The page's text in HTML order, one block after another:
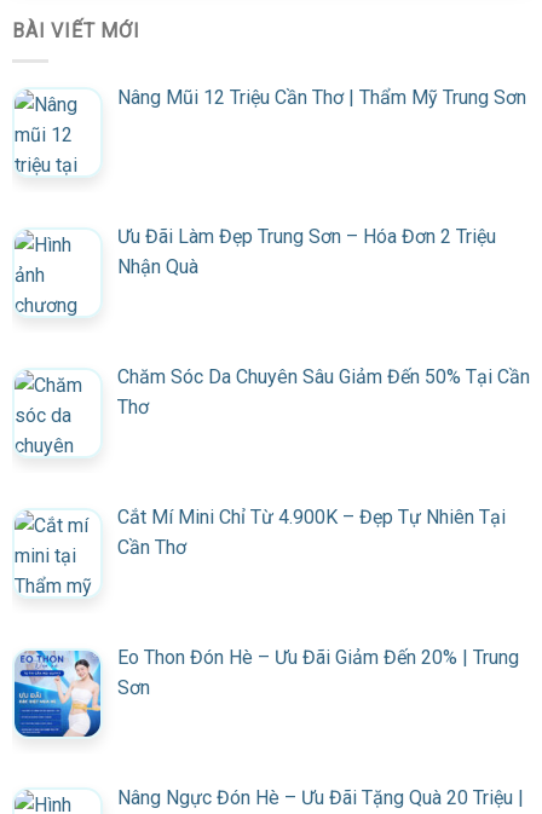
BÀI VIẾT MỚI
Nâng Mũi 12 Triệu Cần Thơ | Thẩm Mỹ Trung Sơn
Ưu Đãi Làm Đẹp Trung Sơn – Hóa Đơn 2 Triệu
Nhận Quà
Chăm Sóc Da Chuyên Sâu Giảm Đến 50% Tại Cần
Thơ
Cắt Mí Mini Chỉ Từ 4.900K – Đẹp Tự Nhiên Tại
Cần Thơ
Eo Thon Đón Hè – Ưu Đãi Giảm Đến 20% | Trung
Sơn
Nâng Ngực Đón Hè – Ưu Đãi Tặng Quà 20 Triệu |